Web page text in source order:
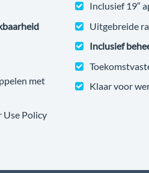
met
Use Policy
Inclusief 19″
Uitgebreide
Inclusief
Klaar voor